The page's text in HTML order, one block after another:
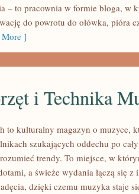
– to pracownia w formie bloga, w
do powrotu do ołówka, pióra
More ]
i Technika
to kulturalny magazyn o muzyce,
szukających oddechu po
trendy. To miejsce, w
a świeże wydania łączą się z
dzięki czemu muzyka staje